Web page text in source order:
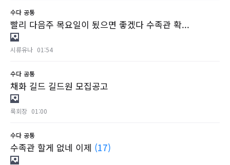
수다 공통
빨리 다음주 목요일이 됬으면 좋겠다 수족관 확...
시류유나 01:54
수다 공통
채화 길드 길드원 모집공고
룩회장 01:00
수다 공통
수족관 할게 없네 이제 (17)